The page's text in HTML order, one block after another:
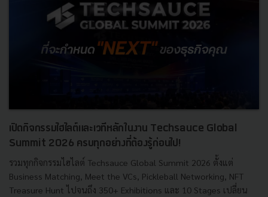
เปิดกิจกรรมไฮไลต์และเวทีหลักในงาน Techsauce Global
Summit 2026 ครบทุกอย่างที่ต้องรู้ก่อนไป!
รวมทุกกิจกรรมไฮไลต์ Techsauce Global Summit 2026 ตั้งแต่
Business Matching, Meet the VCs, Pickleball Networking, NFT
Treasure Hunt ไปจนถึง 350+ Exhibitions และ 10 Stages เปลี่ยน